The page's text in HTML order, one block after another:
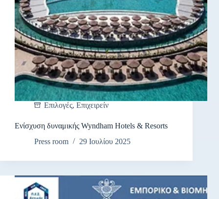
Επιλογές, Επιχειρείν
Ενίσχυση δυναμικής Wyndham Hotels & Resorts
Press room
29 Ιουλίου 2025